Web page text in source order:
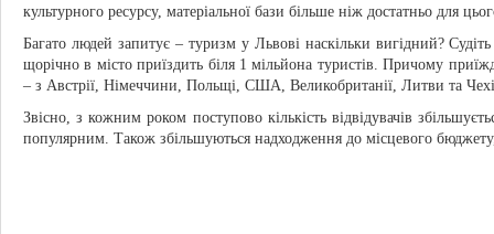
культурного ресурсу, матеріальної бази більше ніж достатньо для
Багато людей запитує – туризм у Львові наскільки вигідний?
щорічно в місто приїздить біля 1 мільйона туристів. Причому
– з Австрії, Німеччини, Польщі, США, Великобританії, Литви та
Звісно, з кожним роком поступово кількість відвідувачів
популярним. Також збільшуються надходження до місцевого